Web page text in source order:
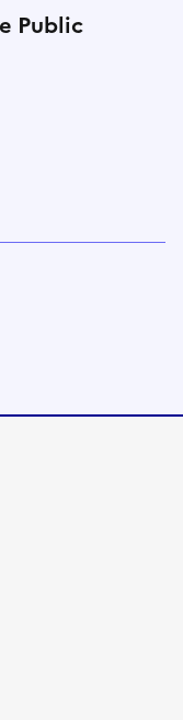
Public